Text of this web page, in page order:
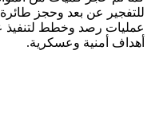
للتفجير عن بعد وحجز
عمليات رصد وخطط لتنفيذ
أهداف أمنية وعسكرية.